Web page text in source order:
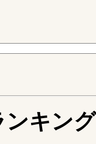
ンキング